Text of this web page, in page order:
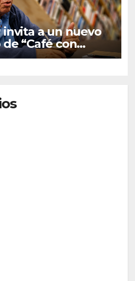
invita a un nuevo
“Café con